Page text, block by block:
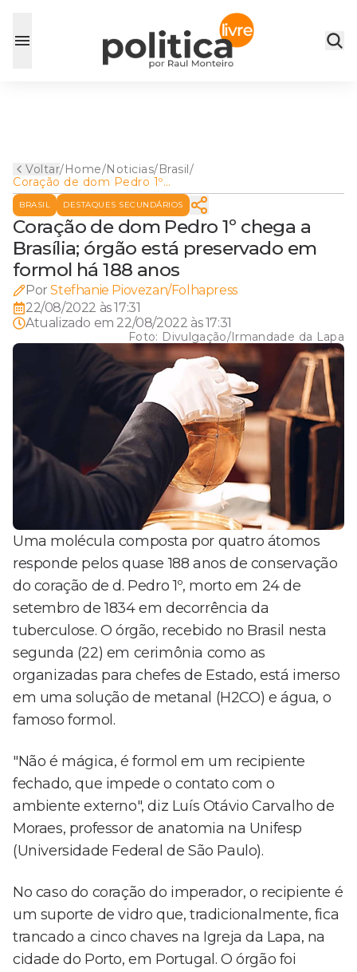
Voltar/Home/Noticias/Brasil/
Coração de dom Pedro 1º
chega a Brasília; órgão está
preservado em formol há
188 anos
BRASIL DESTAQUES SECUNDÁRIOS
Coração de dom Pedro 1º chega a
Brasília; órgão está preservado em
formol há 188 anos
Por Stefhanie Piovezan/Folhapress
22/08/2022 às 17:31
Atualizado em 22/08/2022 às 17:31
Foto: Divulgação/Irmandade da Lapa
Uma molécula composta por quatro átomos
responde pelos quase 188 anos de conservação
do coração de d. Pedro 1º, morto em 24 de
setembro de 1834 em decorrência da
tuberculose. O órgão, recebido no Brasil nesta
segunda (22) em cerimônia como as
organizadas para chefes de Estado, está imerso
em uma solução de metanal (H2CO) e água, o
famoso formol.
"Não é mágica, é formol em um recipiente
fechado, que impede o contato com o
ambiente externo", diz Luís Otávio Carvalho de
Moraes, professor de anatomia na Unifesp
(Universidade Federal de São Paulo).
No caso do coração do imperador, o recipiente é
um suporte de vidro que, tradicionalmente, fica
trancado a cinco chaves na Igreja da Lapa, na
cidade do Porto, em Portugal. O órgão foi